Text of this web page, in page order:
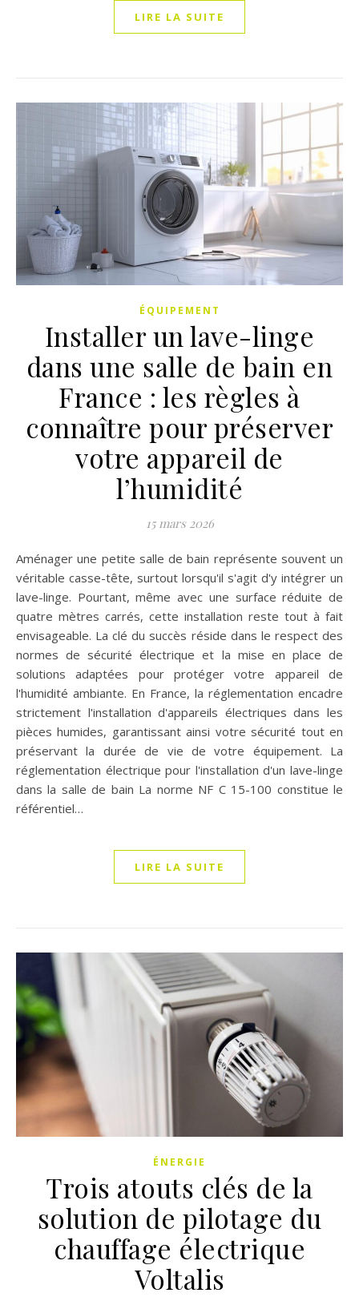
LIRE LA SUITE
ÉQUIPEMENT
Installer un lave-linge
dans une salle de bain en
France : les règles à
connaître pour préserver
votre appareil de
l’humidité
15 mars 2026
Aménager une petite salle de bain représente souvent un
véritable casse-tête, surtout lorsqu'il s'agit d'y intégrer un
lave-linge. Pourtant, même avec une surface réduite de
quatre mètres carrés, cette installation reste tout à fait
envisageable. La clé du succès réside dans le respect des
normes de sécurité électrique et la mise en place de
solutions adaptées pour protéger votre appareil de
l'humidité ambiante. En France, la réglementation encadre
strictement l'installation d'appareils électriques dans les
pièces humides, garantissant ainsi votre sécurité tout en
préservant la durée de vie de votre équipement. La
réglementation électrique pour l'installation d'un lave-linge
dans la salle de bain La norme NF C 15-100 constitue le
référentiel…
LIRE LA SUITE
ÉNERGIE
Trois atouts clés de la
solution de pilotage du
chauffage électrique
Voltalis